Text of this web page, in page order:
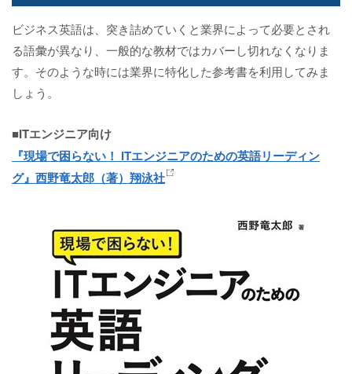
ビジネス英語は、突き詰めていくと業界によって必要とされ
る語彙が異なり、一般的な教材ではカバーし切れなくなりま
す。そのような時には業界に特化した参考書を利用してみま
しょう。
■ITエンジニア向け
『現場で困らない！ ITエンジニアのための英語リーディン
グ』西野竜太郎（著）翔泳社